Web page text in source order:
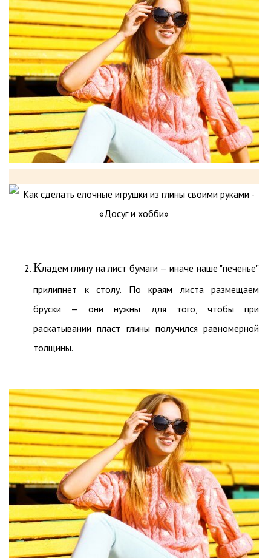
Кладем глину на лист бумаги — иначе наше "печенье"
прилипнет к столу. По краям листа размещаем
бруски — они нужны для того, чтобы при
раскатывании пласт глины получился равномерной
толщины.